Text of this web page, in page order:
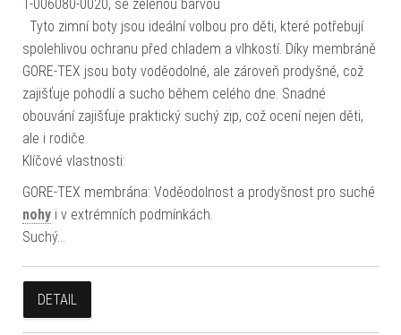
1-006080-0020, se zelenou barvou
Tyto zimní boty jsou ideální volbou pro děti, které potřebují
spolehlivou ochranu před chladem a vlhkostí. Díky membráně
GORE-TEX jsou boty voděodolné, ale zároveň prodyšné, což
zajišťuje pohodlí a sucho během celého dne. Snadné
obouvání zajišťuje praktický suchý zip, což ocení nejen děti,
ale i rodiče.
Klíčové vlastnosti:
GORE-TEX membrána: Voděodolnost a prodyšnost pro suché
nohy i v extrémních podmínkách.
Suchý…
DETAIL